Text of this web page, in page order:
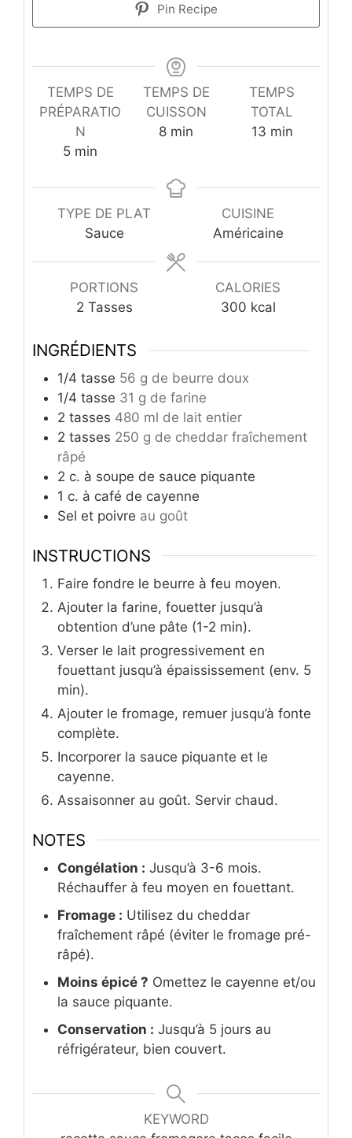
Pin Recipe
TEMPS DE
PRÉPARATIO
N
5minutes
min
TEMPS DE
CUISSON
8minutes
min
TEMPS
TOTAL
13minutes
min
TYPE DE PLAT
Sauce
CUISINE
Américaine
PORTIONS
2 Tasses
CALORIES
300 kcal
INGRÉDIENTS
1/4 tasse 56 g de beurre doux
1/4 tasse 31 g de farine
2 tasses 480 ml de lait entier
2 tasses 250 g de cheddar fraîchement
râpé
2 c. à soupe de sauce piquante
1 c. à café de cayenne
Sel et poivre au goût
INSTRUCTIONS
Faire fondre le beurre à feu moyen.
Ajouter la farine, fouetter jusqu’à
obtention d’une pâte (1-2 min).
Verser le lait progressivement en
fouettant jusqu’à épaississement (env. 5
min).
Ajouter le fromage, remuer jusqu’à fonte
complète.
Incorporer la sauce piquante et le
cayenne.
Assaisonner au goût. Servir chaud.
NOTES
Congélation : Jusqu’à 3-6 mois.
Réchauffer à feu moyen en fouettant.
Fromage : Utilisez du cheddar
fraîchement râpé (éviter le fromage pré-
râpé).
Moins épicé ? Omettez le cayenne et/ou
la sauce piquante.
Conservation : Jusqu’à 5 jours au
réfrigérateur, bien couvert.
KEYWORD